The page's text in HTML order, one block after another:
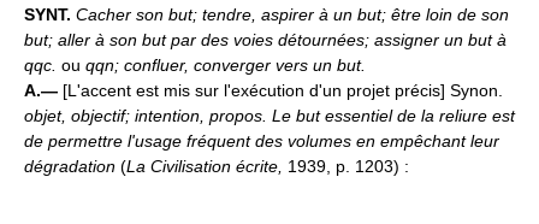
SYNT. Cacher son but; tendre, aspirer à un but; être loin de son
but; aller à son but par des voies détournées; assigner un but à
qqc. ou qqn; confluer, converger vers un but.
A.— [L'accent est mis sur l'exécution d'un projet précis] Synon.
objet, objectif; intention, propos. Le but essentiel de la reliure est
de permettre l'usage fréquent des volumes en empêchant leur
dégradation (La Civilisation écrite, 1939, p. 1203) :